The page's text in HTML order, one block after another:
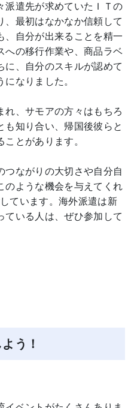
派遣先が求めていたＩＴの
、最初はなかなか信頼して
、自分が出来ることを精一
への移行作業や、商品ラベ
に、自分のスキルが認めて
なりました。
、サモアの方々はもちろ
も知り合い、帰国後彼らと
とがあります。
ながりの大切さや自分自
のような機会を与えてくれ
ています。海外派遣は新
ている人は、ぜひ参加して
う！